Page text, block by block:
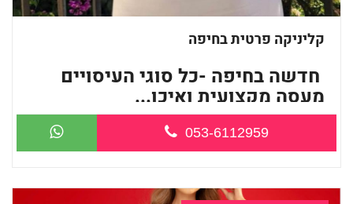
קליניקה פרטית בחיפה
חדשה בחיפה -כל סוגי העיסויים
מעסה מקצועית ואיכו...
053-6112959